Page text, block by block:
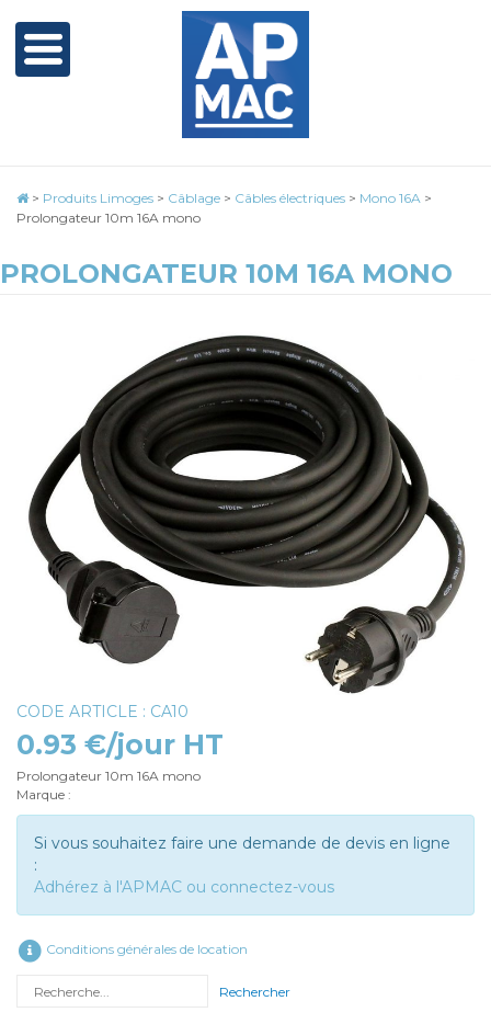
> Produits Limoges > Câblage > Câbles électriques > Mono 16A >
Prolongateur 10m 16A mono
PROLONGATEUR 10M 16A MONO
CODE ARTICLE : CA10
0.93 €/jour HT
Prolongateur 10m 16A mono
Marque :
Si vous souhaitez faire une demande de devis en ligne
:
Adhérez à l'APMAC ou connectez-vous
Conditions générales de location
Rechercher